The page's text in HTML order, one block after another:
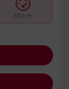
50 km